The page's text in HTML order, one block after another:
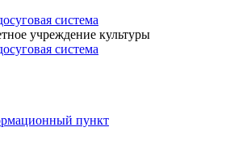
система
учреждение культуры
система
пункт